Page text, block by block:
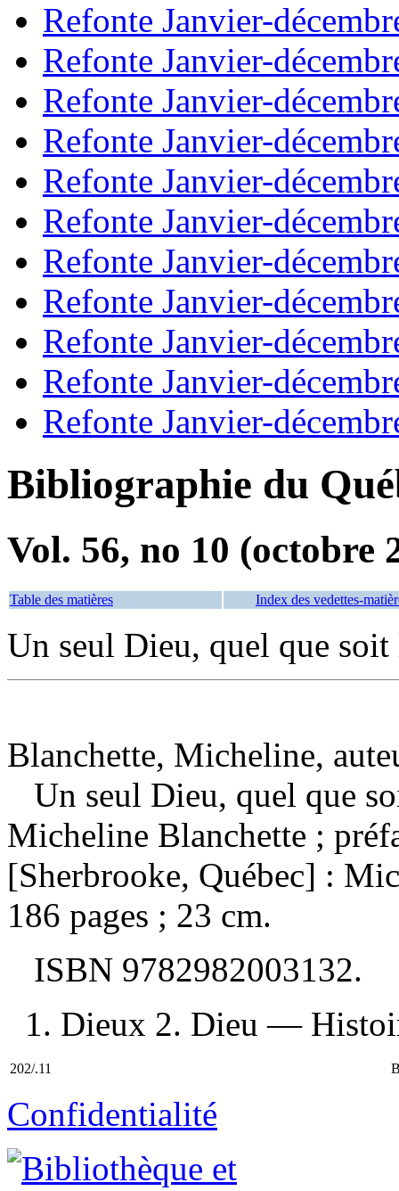
Refonte Janvier-
Refonte Janvier-
Refonte Janvier-
Refonte Janvier-
Refonte Janvier-
Refonte Janvier-
Refonte Janvier-
Refonte Janvier-
Refonte Janvier-
Refonte Janvier-
Refonte Janvier-
Bibliographie du
Vol. 56, no 10 (octobre
Table des matières Index des vedettes-
Un seul Dieu, quel que
Blanchette, Micheline,
Un seul Dieu, quel que
Micheline Blanchette ;
[Sherbrooke, Québec] :
186 pages ; 23 cm.
ISBN 9782982003132.
1. Dieux 2. Dieu —
202/.11
Confidentialité